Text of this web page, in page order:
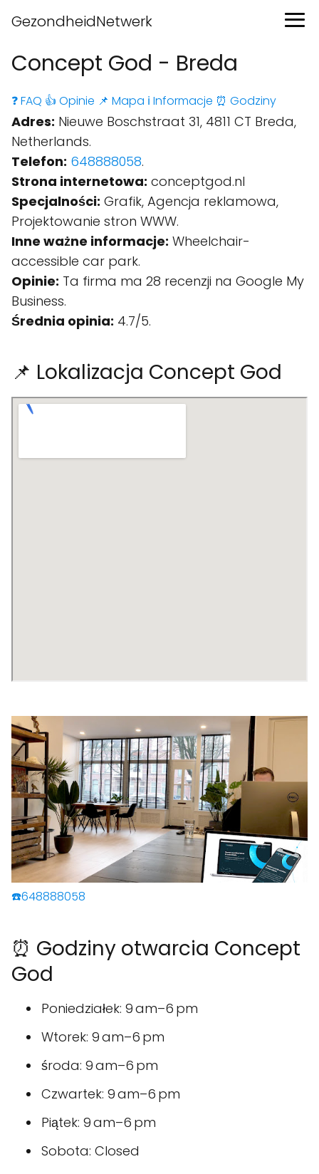
GezondheidNetwerk
Concept God - Breda
❓ FAQ 👍 Opinie 📌 Mapa ℹ️ Informacje ⏰ Godziny
Adres: Nieuwe Boschstraat 31, 4811 CT Breda,
Netherlands.
Telefon: 648888058.
Strona internetowa: conceptgod.nl
Specjalności: Grafik, Agencja reklamowa,
Projektowanie stron WWW.
Inne ważne informacje: Wheelchair-
accessible car park.
Opinie: Ta firma ma 28 recenzji na Google My
Business.
Średnia opinia: 4.7/5.
📌 Lokalizacja Concept God
☎️648888058
⏰ Godziny otwarcia Concept
God
Poniedziałek: 9 am–6 pm
Wtorek: 9 am–6 pm
środa: 9 am–6 pm
Czwartek: 9 am–6 pm
Piątek: 9 am–6 pm
Sobota: Closed